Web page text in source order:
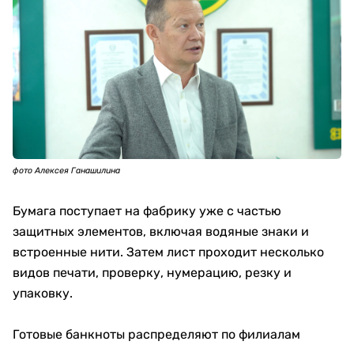
фото Алексея Ганашилина
Бумага поступает на фабрику уже с частью
защитных элементов, включая водяные знаки и
встроенные нити. Затем лист проходит несколько
видов печати, проверку, нумерацию, резку и
упаковку.
Готовые банкноты распределяют по филиалам